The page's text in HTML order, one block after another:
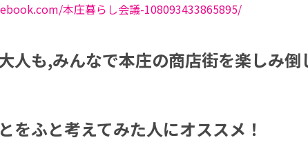
本庄暮らし会議-108093433865895/
人も,みんなで本庄の商店街を楽しみ倒
をふと考えてみた人にオススメ！